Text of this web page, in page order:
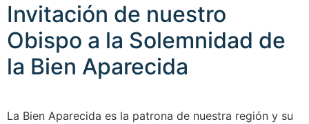
Invitación de nuestro
Obispo a la Solemnidad de
la Bien Aparecida
La Bien Aparecida es la patrona de nuestra región y su